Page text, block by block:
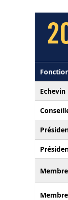
Echevin
Membre